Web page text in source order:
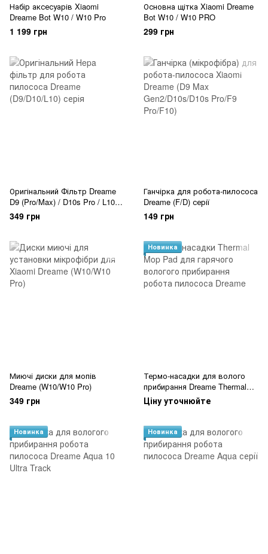
Набір аксесуарів Xiaomi
Dreame Bot W10 / W10 Pro
1 199 грн
Основна щітка Xiaomi Dreame
Bot W10 / W10 PRO
299 грн
Оригінальний Фільтр Dreame
D9 (Pro/Max) / D10s Pro / L10
Pro
349 грн
Ганчірка для робота-пилососа
Dreame (F/D) серії
149 грн
Миючі диски для мопів
Dreame (W10/W10 Pro)
349 грн
Новинка
Термо-насадки для волого
прибирання Dreame Thermal
Mop Pad
Ціну уточнюйте
Новинка Новинка